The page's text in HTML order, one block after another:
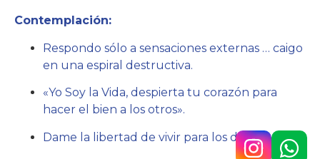
Contemplación:
Respondo sólo a sensaciones externas … caigo
en una espiral destructiva.
«Yo Soy la Vida, despierta tu corazón para
hacer el bien a los otros».
Dame la libertad de vivir para los demás.